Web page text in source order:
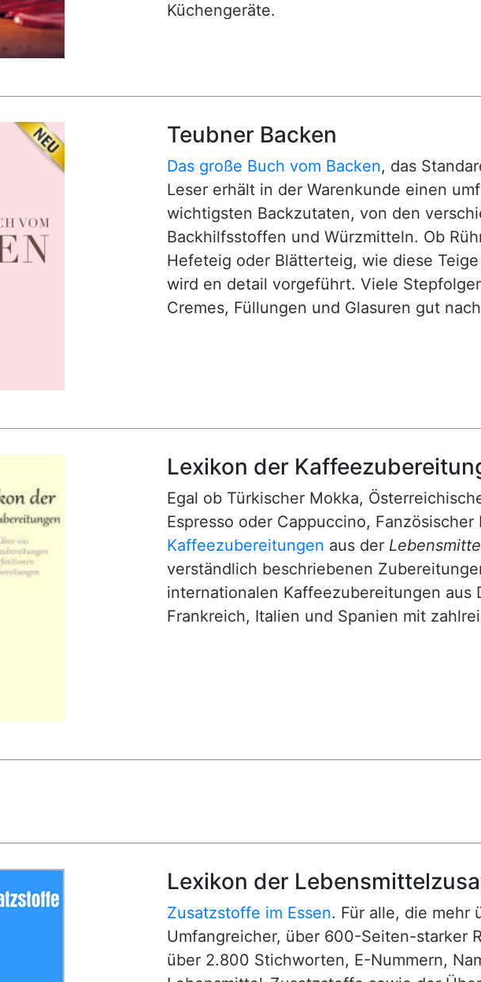
Küchengeräte.
Teubner Backen
Das große Buch vom Backen, das
Leser erhält in der Warenkunde einen
wichtigsten Backzutaten, von den
Backhilfsstoffen und Würzmitteln. Ob
Hefeteig oder Blätterteig, wie diese
wird en detail vorgeführt. Viele
Cremes, Füllungen und Glasuren gut
Lexikon der
Egal ob Türkischer Mokka,
Espresso oder Cappuccino,
Kaffeezubereitungen aus der
verständlich beschriebenen
internationalen Kaffeezubereitungen aus
Frankreich, Italien und Spanien mit
Lexikon der
Zusatzstoffe im Essen. Für alle, die mehr
Umfangreicher, über 600-Seiten-starker
über 2.800 Stichworten, E-Nummern,